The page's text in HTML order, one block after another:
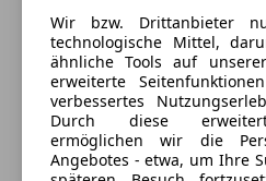
Ambientebeleuchtung
Anhängerkupplung
Innenspiegel automatisch
Partikelfilter
DAB-Tuner (Radioempfang
Einparkhilfe
Fahrassistenz-System:
Fahrassistenz-System:
Fensterheber elektrisch
Fensterheber, elektrisch
HiFi-Lautsprechersystem
F. Unterberger - W. Denzel
Sternebewertung 4.5 von 5
4,5Sterne
(94% Weiterempfehlungen)
Anbieter auf AutoScout24 seit 2008
Wir bzw. Drittanbieter
technologische Mittel,
ähnliche Tools auf
erweiterte
verbessertes
Durch diese
ermöglichen wir die
Angebotes - etwa, um Ihre